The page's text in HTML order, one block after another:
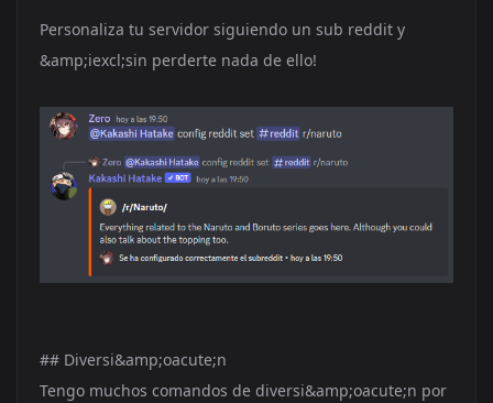
Personaliza tu servidor siguiendo un sub reddit y
&amp;iexcl;sin perderte nada de ello!
## Diversi&amp;oacute;n
Tengo muchos comandos de diversi&amp;oacute;n por